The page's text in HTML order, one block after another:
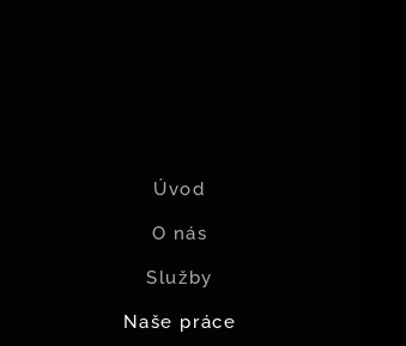
Úvod
O nás
Služby
Naše práce